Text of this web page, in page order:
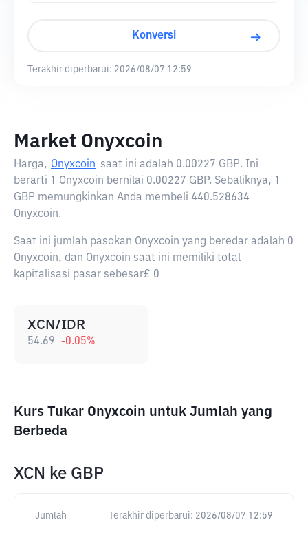
Konversi
Terakhir diperbarui: 2026/08/07 12:59
Market Onyxcoin
Harga, Onyxcoin saat ini adalah 0.00227 GBP. Ini
berarti 1 Onyxcoin bernilai 0.00227 GBP. Sebaliknya, 1
GBP memungkinkan Anda membeli 440.528634
Onyxcoin.
Saat ini jumlah pasokan Onyxcoin yang beredar adalah 0
Onyxcoin, dan Onyxcoin saat ini memiliki total
kapitalisasi pasar sebesar£ 0
XCN/IDR
54.69 -0.05%
Kurs Tukar Onyxcoin untuk Jumlah yang
Berbeda
XCN ke GBP
Jumlah Terakhir diperbarui: 2026/08/07 12:59